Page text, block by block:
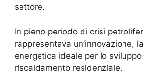
settore.
In pieno periodo di crisi
rappresentava un’innovazione,
energetica ideale per lo
riscaldamento residenziale.